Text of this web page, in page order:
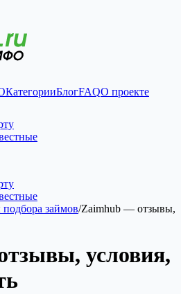
КатегорииБлогFAQО проекте
займов/Zaimhub — отзывы,
условия,